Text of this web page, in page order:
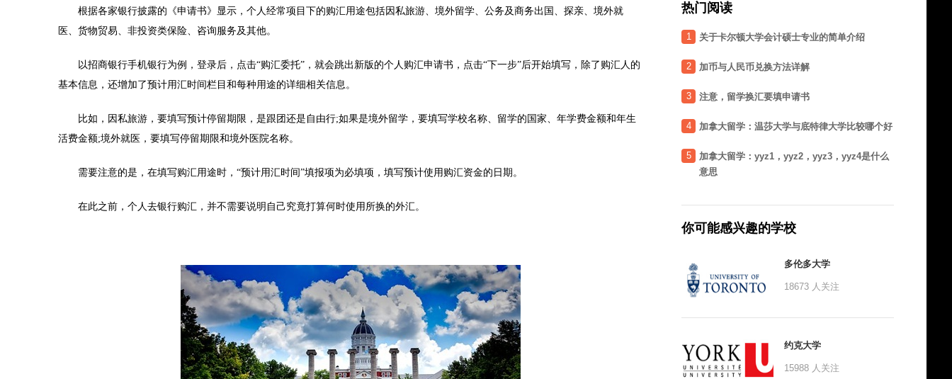
根据各家银行披露的《申请书》显示，个人经常项目下的购汇用途包括因私旅游、境外留学、公务及商务出国、探亲、境外就
医、货物贸易、非投资类保险、咨询服务及其他。
以招商银行手机银行为例，登录后，点击“购汇委托”，就会跳出新版的个人购汇申请书，点击“下一步”后开始填写，除了购汇人的
基本信息，还增加了预计用汇时间栏目和每种用途的详细相关信息。
比如，因私旅游，要填写预计停留期限，是跟团还是自由行;如果是境外留学，要填写学校名称、留学的国家、年学费金额和年生
活费金额;境外就医，要填写停留期限和境外医院名称。
需要注意的是，在填写购汇用途时，“预计用汇时间”填报项为必填项，填写预计使用购汇资金的日期。
在此之前，个人去银行购汇，并不需要说明自己究竟打算何时使用所换的外汇。
热门阅读
1 关于卡尔顿大学会计硕士专业的简单介绍
2 加币与人民币兑换方法详解
3 注意，留学换汇要填申请书
4 加拿大留学：温莎大学与底特律大学比较哪个好
5
加拿大留学：yyz1，yyz2，yyz3，yyz4是什么
意思
你可能感兴趣的学校
多伦多大学
18673 人关注
约克大学
15988 人关注